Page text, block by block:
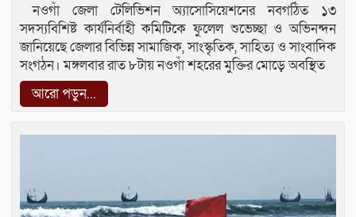
নওগাঁ জেলা টেলিভিশন অ্যাসোসিয়েশনের নবগঠিত ১৩
সদস্যবিশিষ্ট কার্যনির্বাহী কমিটিকে ফুলেল শুভেচ্ছা ও অভিনন্দন
জানিয়েছে জেলার বিভিন্ন সামাজিক, সাংস্কৃতিক, সাহিত্য ও সাংবাদিক
সংগঠন। মঙ্গলবার রাত ৮টায় নওগাঁ শহরের মুক্তির মোড়ে অবস্থিত
আরো পড়ুন...